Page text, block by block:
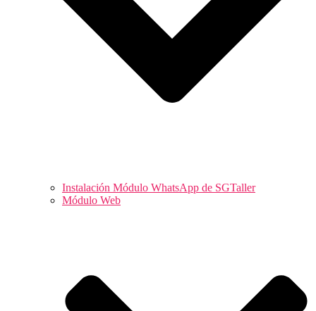
Instalación Módulo WhatsApp de SGTaller
Módulo Web